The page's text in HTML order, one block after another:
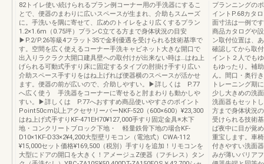
82トイレ使い続けられるプラン例コーナー用の手洗器にするこ
とで、便器のまわりに広いスペースが生まれ、介助もスムーズ
に。手洗いを隅に寄せて、広めのトイレをより広くするプラン
1.2×1.6m（0.75坪）プランC立てる方まで身体状況の目安
▶P.2/P.26等級4フラット35で金利優遇を受けられる技術基準で
す。空間を広く使えるコーナー手洗キャビネット大きな開口で
出入りラクラク大開口建具壁への取付けが出来ない時は…はね上
げられる可動式手すり床に固定するタイプの肘掛け手すり広い
介助スペース手すりをはね上げれば便器横のスペースが活かせ
ます。便器の前が広いので、介助しやすい。▶詳しくは P.77
へ広く使う 手洗器をコーナーに寄せると肘まわりも動かしや
すい。▶詳しくは P.77へおすすめ商品使いやすさのポイント
Point50cm以上アクセサリーバーNKF-520（600×600）¥23,300
はね上げ式手すりKF-471EH70¥127,000手すり固定金具※木下
地・コンクリートブロック下地・ 軽量鉄骨下地の場合KF-
D10×1KF-D33×2¥4,200大型壁リモコン（電池式）CWA-112
¥15,000セット価格¥169,500（税別）手すりを追加！リモコンを
大型にドアの開口を大きく！アメージュZ便器（フチレス）タン
プランニングの
イントP.68カタ
面寸法は一例で
商品カタログや
ン取付位置は、
確認してから取
イント２人でも
もゆったり。補
ん。間口・奥行
トレーニング期
少し大きめの洗
洗面器もセット
方まで身体状況
受けられる技術
ば夜中に目が覚
重宝します。車
付きやすい洗面
みが薄いバリア